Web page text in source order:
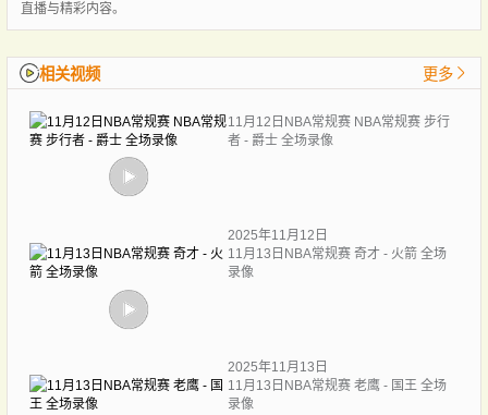
直播与精彩内容。
相关视频 更多
11月12日NBA常规赛 NBA常规赛 步行
者 - 爵士 全场录像
2025年11月12日
11月13日NBA常规赛 奇才 - 火箭 全场
录像
2025年11月13日
11月13日NBA常规赛 老鹰 - 国王 全场
录像